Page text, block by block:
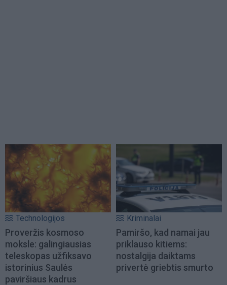
Technologijos
Proveržis kosmoso
moksle: galingiausias
teleskopas užfiksavo
istorinius Saulės
paviršiaus kadrus
Kriminalai
Pamiršo, kad namai jau
priklauso kitiems:
nostalgija daiktams
privertė griebtis smurto